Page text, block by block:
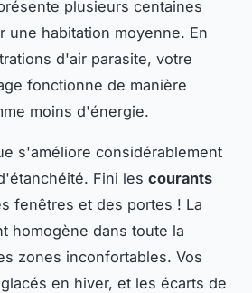
plusieurs centaines
une habitation moyenne. En
d'air parasite, votre
fonctionne de manière
moins d'énergie.
s'améliore considérablement
Fini les courants
fenêtres et des portes ! La
homogène dans toute la
zones inconfortables. Vos
en hiver, et les écarts de